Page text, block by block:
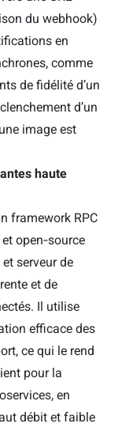
du webhook)
en
comme
de fidélité d’un
d’un
image est
haute
framework RPC
open‑source
serveur de
et de
Il utilise
efficace des
ce qui le rend
pour la
en
débit et faible